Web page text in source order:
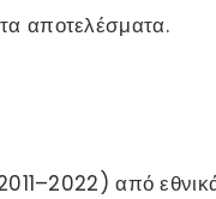
αποτελέσματα.
από